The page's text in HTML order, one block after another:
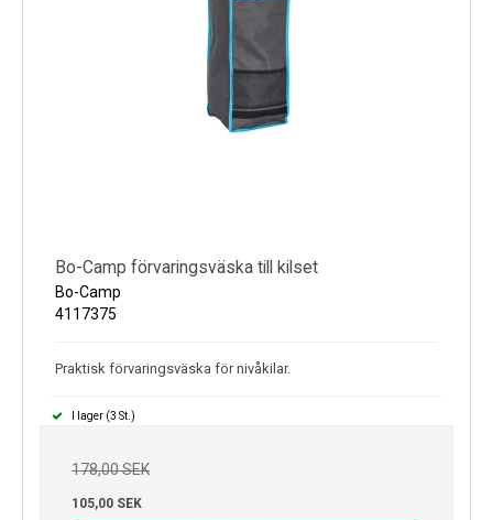
Bo-Camp förvaringsväska till kilset
Bo-Camp
4117375
Praktisk förvaringsväska för nivåkilar.
I lager (3 St.)
178,00 SEK
105,00 SEK